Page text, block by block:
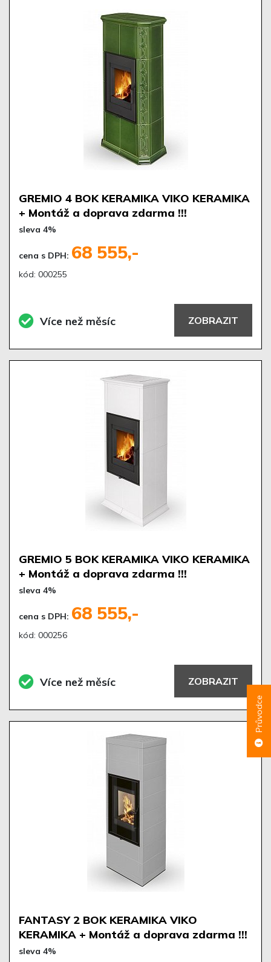
GREMIO 4 BOK KERAMIKA VIKO KERAMIKA
+ Montáž a doprava zdarma !!!
sleva 4%
cena s DPH: 68 555,-
kód: 000255
Více než měsíc ZOBRAZIT
GREMIO 5 BOK KERAMIKA VIKO KERAMIKA
+ Montáž a doprava zdarma !!!
sleva 4%
cena s DPH: 68 555,-
kód: 000256
Více než měsíc ZOBRAZIT
FANTASY 2 BOK KERAMIKA VIKO
KERAMIKA + Montáž a doprava zdarma !!!
sleva 4%
Průvodce